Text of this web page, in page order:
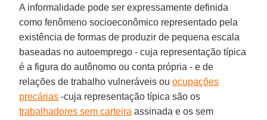
A informalidade pode ser expressamente definida
como fenômeno socioeconômico representado pela
existência de formas de produzir de pequena escala
baseadas no autoemprego - cuja representação típica
é a figura do autônomo ou conta própria - e de
relações de trabalho vulneráveis ouocupações
precárias -cuja representação típica são os
trabalhadores sem carteira assinada e os sem